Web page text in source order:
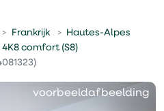
Frankrijk
Hautes-Alpes
comfort (S8)
voorbeeldafbeelding